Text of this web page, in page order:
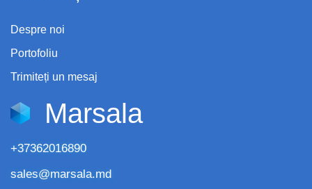
Despre noi
Portofoliu
Trimiteți un mesaj
Marsala
+37362016890
sales@marsala.md